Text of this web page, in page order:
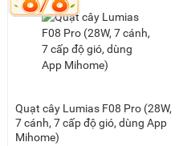
Quạt cây Lumias F08 Pro (28W,
7 cánh, 7 cấp độ gió, dùng App
Mihome)